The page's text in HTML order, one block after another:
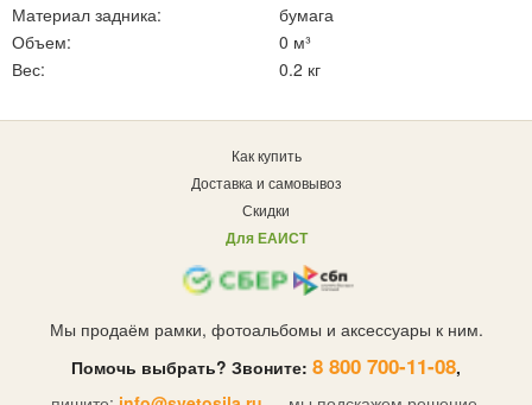
Материал задника:
бумага
Объем:
0 м³
Вес:
0.2 кг
Как купить
Доставка и самовывоз
Скидки
Для ЕАИСТ
Мы продаём рамки, фотоальбомы и аксессуары к ним.
Помочь выбрать? Звоните: 8 800 700-11-08,